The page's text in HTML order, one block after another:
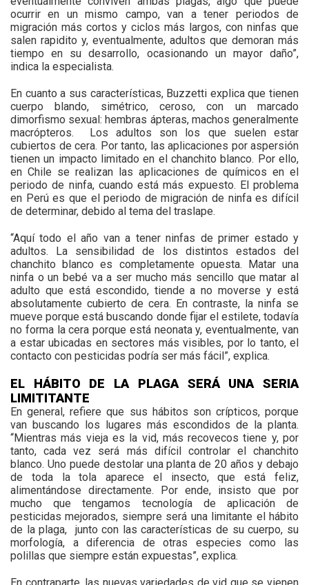
ocurrir en un mismo campo, van a tener periodos de
migración más cortos y ciclos más largos, con ninfas que
salen rapidito y, eventualmente, adultos que demoran más
tiempo en su desarrollo, ocasionando un mayor daño”,
indica la especialista.
En cuanto a sus características, Buzzetti explica que tienen
cuerpo blando, simétrico, ceroso, con un marcado
dimorfismo sexual: hembras ápteras, machos generalmente
macrópteros.
Los adultos son los que suelen estar
cubiertos de cera. Por tanto, las aplicaciones por aspersión
tienen un impacto limitado en el chanchito blanco. Por ello,
en Chile se realizan las aplicaciones de químicos en el
periodo de ninfa, cuando está más expuesto. El problema
en Perú es que el periodo de migración de ninfa es difícil
de determinar, debido al tema del traslape.
“Aquí todo el año van a tener ninfas de primer estado y
adultos. La sensibilidad de los distintos estados del
chanchito blanco es completamente opuesta. Matar una
ninfa o un bebé va a ser mucho más sencillo que matar al
adulto que está escondido, tiende a no moverse y está
absolutamente cubierto de cera. En contraste, la ninfa se
mueve porque está buscando donde fijar el estilete, todavía
no forma la cera porque está neonata y, eventualmente, van
a estar ubicadas en sectores más visibles, por lo tanto, el
contacto con pesticidas podría ser más fácil”, explica.
EL HÁBITO DE LA PLAGA SERÁ UNA SERIA
LIMITITANTE
En general, refiere que sus hábitos son crípticos,porque
van buscando los lugares más escondidos de la planta.
“Mientras más vieja es la vid, más recovecos tiene y, por
tanto, cada vez será más difícil controlar el chanchito
blanco. Uno puede destolar una planta de 20 años y debajo
de toda la tola aparece el insecto, que está feliz,
alimentándose directamente. Por ende, insisto que por
mucho que tengamos tecnología de aplicación de
pesticidas mejorados, siempre será una limitante el hábito
de la plaga,
junto con las características de su cuerpo, su
morfología, a diferencia de otras especies como las
polillas que siempre están expuestas”, explica.